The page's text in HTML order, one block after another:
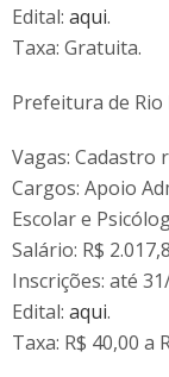
Edital: aqui.
Taxa: Gratuita.
Prefeitura de Rio
Vagas: Cadastro
Cargos: Apoio
Escolar e
Salário: R$
Inscrições: até
Edital: aqui.
Taxa: R$ 40,00 a